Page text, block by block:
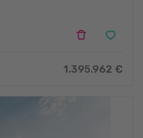
1.395.962 €